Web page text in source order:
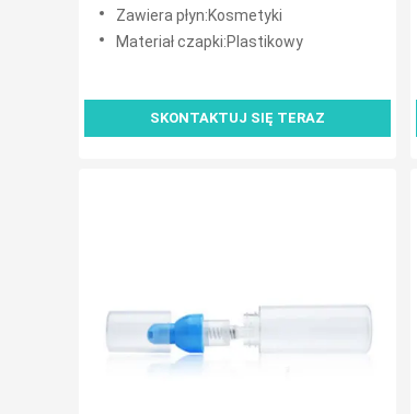
Zawiera płyn:Kosmetyki
Materiał czapki:Plastikowy
SKONTAKTUJ SIĘ TERAZ